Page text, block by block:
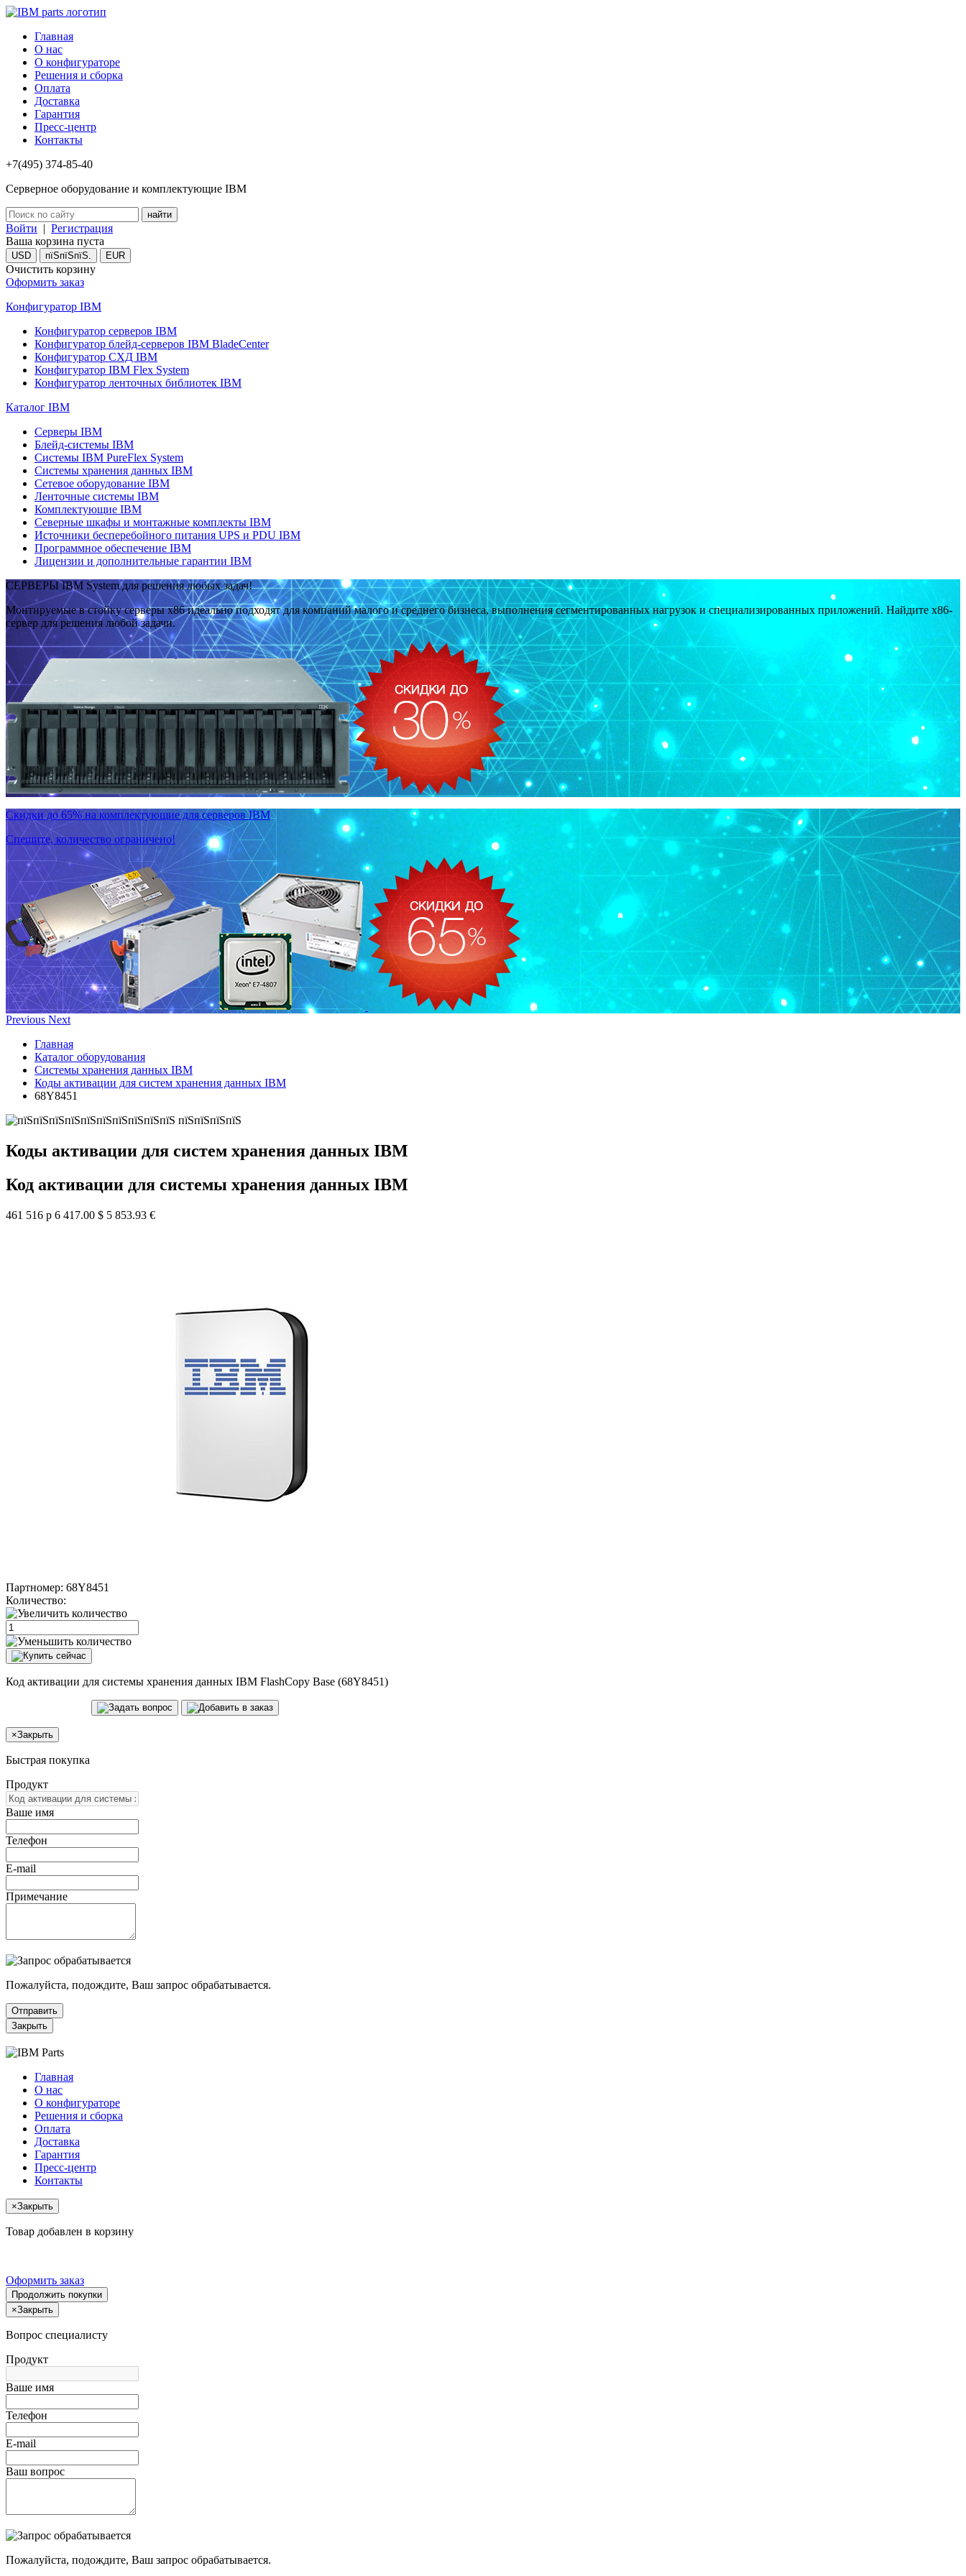
Главная
О нас
О конфигураторе
Решения и сборка
Оплата
Доставка
Гарантия
Пресс-центр
Контакты
+7(495) 374-85-40
Серверное оборудование и комплектующие IBM
Войти | Регистрация
Ваша корзина пуста
USD пїЅпїЅпїЅ. EUR
Очистить корзину
Оформить заказ
Конфигуратор IBM
Конфигуратор серверов IBM
Конфигуратор блейд-серверов IBM BladeCenter
Конфигуратор СХД IBM
Конфигуратор IBM Flex System
Конфигуратор ленточных библиотек IBM
Каталог IBM
Серверы IBM
Блейд-системы IBM
Системы IBM PureFlex System
Системы хранения данных IBM
Сетевое оборудование IBM
Ленточные системы IBM
Комплектующие IBM
Северные шкафы и монтажные комплекты IBM
Источники бесперебойного питания UPS и PDU IBM
Программное обеспечение IBM
Лицензии и дополнительные гарантии IBM
СЕРВЕРЫ IBM System для решения любых задач!
Монтируемые в стойку серверы x86 идеально подходят для компаний малого и среднего бизнеса, выполнения сегментированных нагрузок и специализированных приложений. Найдите x86-
сервер для решения любой задачи.
Скидки до 65% на комплектующие для серверов IBM
Спешите, количество ограничено!
Previous Next
Главная
Каталог оборудования
Системы хранения данных IBM
Коды активации для систем хранения данных IBM
68Y8451
Коды активации для систем хранения данных IBM
Код активации для системы хранения данных IBM
461 516 р 6 417.00 $ 5 853.93 €
Партномер: 68Y8451
Количество:
Код активации для системы хранения данных IBM FlashCopy Base (68Y8451)
×Закрыть
Быстрая покупка
Продукт
Ваше имя
Телефон
E-mail
Примечание
Пожалуйста, подождите, Ваш запрос обрабатывается.
Отправить
Закрыть
Главная
О нас
О конфигураторе
Решения и сборка
Оплата
Доставка
Гарантия
Пресс-центр
Контакты
×Закрыть
Товар добавлен в корзину
Оформить заказ
Продолжить покупки
×Закрыть
Вопрос специалисту
Продукт
Ваше имя
Телефон
E-mail
Ваш вопрос
Пожалуйста, подождите, Ваш запрос обрабатывается.